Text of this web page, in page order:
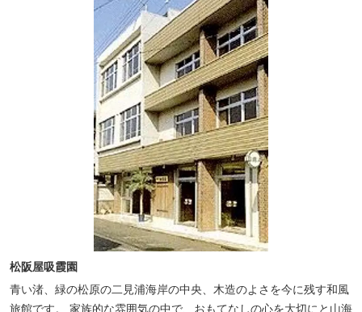
松阪屋吸霞園
青い渚、緑の松原の二見浦海岸の中央、木造のよさを今に残す和風
旅館です。 家族的な雰囲気の中で、おもてなしの心を大切にと山海